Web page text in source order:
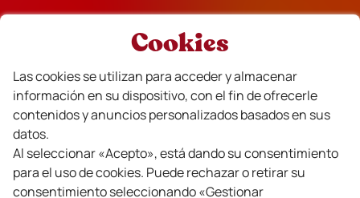
Socios
Cookies
Las cookies se utilizan para acceder y almacenar
información en su dispositivo, con el fin de ofrecerle
contenidos y anuncios personalizados basados en sus
datos.
Al seleccionar «Acepto», está dando su consentimiento
para el uso de cookies. Puede rechazar o retirar su
consentimiento seleccionando «Gestionar